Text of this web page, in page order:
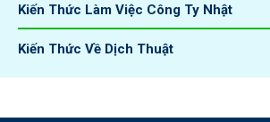
Kiến Thức Làm Việc Công Ty Nhật
Kiến Thức Về Dịch Thuật